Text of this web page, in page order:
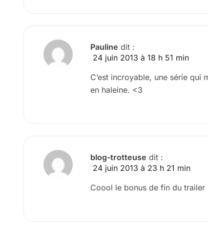
Pauline dit :
24 juin 2013 à 18 h 51 min
C’est incroyable, une série qui
en haleine. <3
blog-trotteuse dit :
24 juin 2013 à 23 h 21 min
Coool le bonus de fin du trailer